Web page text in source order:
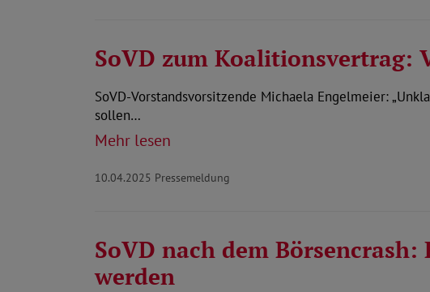
SoVD zum Koalitionsvertrag:
SoVD-Vorstandsvorsitzende Michaela Engelmeier:
sollen…
Mehr lesen
10.04.2025 Pressemeldung
SoVD nach dem
werden